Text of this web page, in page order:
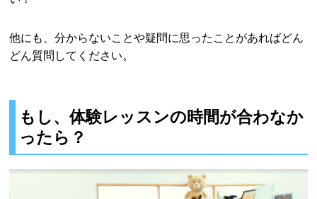
他にも、分からないことや疑問に思ったことがあればどん
どん質問してください。
もし、体験レッスンの時間が合わなか
ったら？